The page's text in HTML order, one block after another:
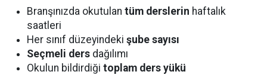
Branşınızda okutulan tüm derslerin haftalık
saatleri
Her sınıf düzeyindeki şube sayısı
Seçmeli ders dağılımı
Okulun bildirdiği toplam ders yükü